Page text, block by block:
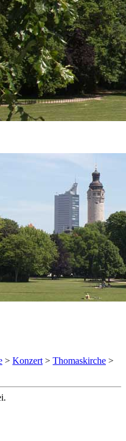
> Konzert > Thomaskirche >